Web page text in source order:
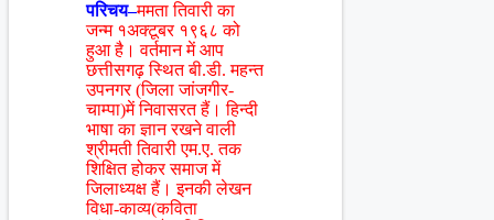
परिचय–ममता तिवारी का
जन्म १अक्टूबर १९६८ को
हुआ है। वर्तमान में आप
छत्तीसगढ़ स्थित बी.डी. महन्त
उपनगर (जिला जांजगीर-
चाम्पा)में निवासरत हैं। हिन्दी
भाषा का ज्ञान रखने वाली
श्रीमती तिवारी एम.ए. तक
शिक्षित होकर समाज में
जिलाध्यक्ष हैं। इनकी लेखन
विधा-काव्य(कविता